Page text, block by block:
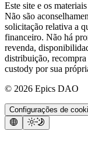
Este site e os
Não são
solicitação relativa a
financeiro. Não há
revenda,
distribuição,
custody por sua
© 2026 Epics DAO
Configurações de